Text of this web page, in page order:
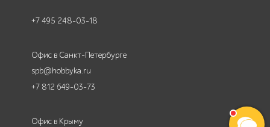
+7 495 248-03-18
Офис в Санкт-Петербурге
spb@hobbyka.ru
+7 812 649-03-73
Офис в Крыму